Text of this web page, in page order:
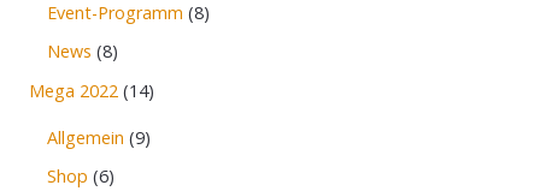
Event-Programm (8)
News (8)
Mega 2022 (14)
Allgemein (9)
Shop (6)